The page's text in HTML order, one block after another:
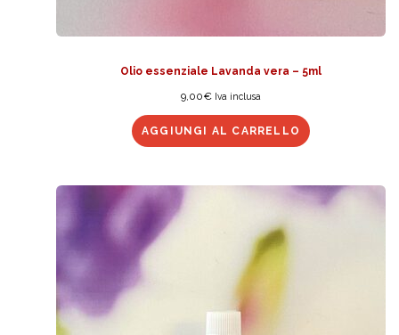
Olio essenziale Lavanda vera – 5ml
9,00€ Iva inclusa
AGGIUNGI AL CARRELLO